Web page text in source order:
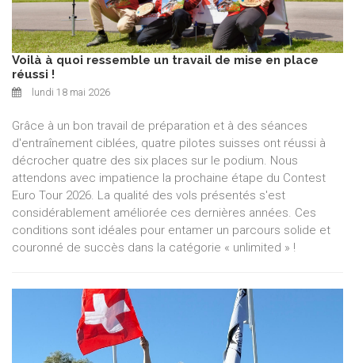
Voilà à quoi ressemble un travail de mise en place
réussi !
lundi 18 mai 2026
Grâce à un bon travail de préparation et à des séances
d'entraînement ciblées, quatre pilotes suisses ont réussi à
décrocher quatre des six places sur le podium. Nous
attendons avec impatience la prochaine étape du Contest
Euro Tour 2026. La qualité des vols présentés s'est
considérablement améliorée ces dernières années. Ces
conditions sont idéales pour entamer un parcours solide et
couronné de succès dans la catégorie « unlimited » !